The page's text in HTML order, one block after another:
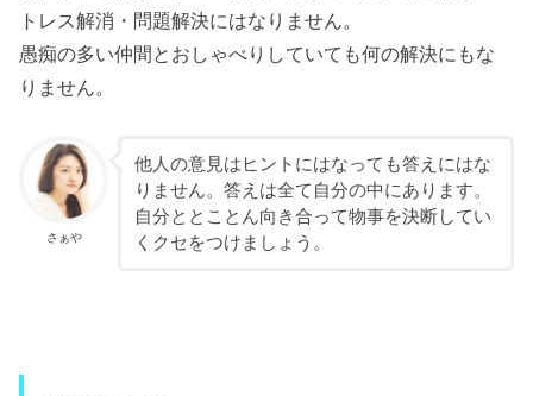
トレス解消・問題解決にはなりません。
愚痴の多い仲間とおしゃべりしていても何の解決にもな
りません。
さぁや
他人の意見はヒントにはなっても答えにはな
りません。答えは全て自分の中にあります。
自分ととことん向き合って物事を決断してい
くクセをつけましょう。